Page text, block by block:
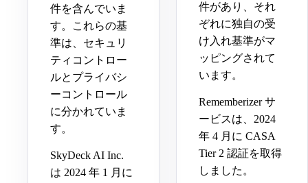
件を含んでいま
す。これらの基
準は、セキュリ
ティコントロー
ルとプライバシ
ーコントロール
に分かれていま
す。
SkyDeck AI Inc.
は 2024 年 1 月に
件があり、それ
ぞれに独自の受
け入れ基準がマ
ッピングされて
います。
Rememberizer サ
ービスは、2024
年 4 月に CASA
Tier 2 認証を取得
しました。